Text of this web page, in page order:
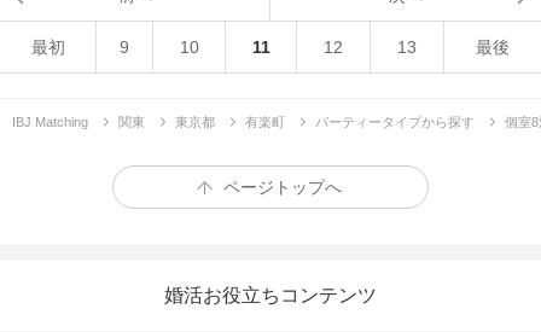
最初 9 10 11 12 13 最後
IBJ Matching 関東 東京都 有楽町 パーティータイプから探す 個室
ページトップへ
婚活お役立ちコンテンツ